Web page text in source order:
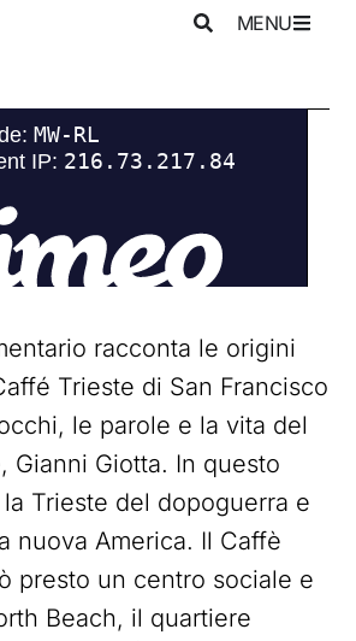
MENU
racconta le origini
Trieste di San Francisco
le parole e la vita del
Gianni Giotta. In questo
Trieste del dopoguerra e
nuova America. Il Caffè
presto un centro sociale e
Beach, il quartiere